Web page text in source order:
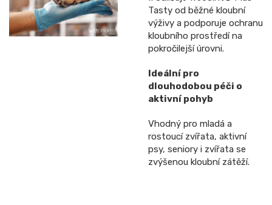
Tasty od běžné kloubní
výživy a podporuje ochranu
kloubního prostředí na
pokročilejší úrovni.
Ideální pro
dlouhodobou péči o
aktivní pohyb
Vhodný pro mladá a
rostoucí zvířata, aktivní
psy, seniory i zvířata se
zvýšenou kloubní zátěží.